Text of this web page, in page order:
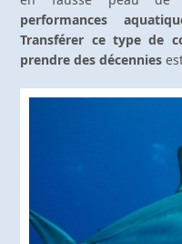
performances
Transférer ce type de
prendre des décennies